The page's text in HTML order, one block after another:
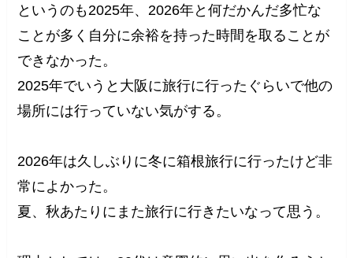
というのも2025年、2026年と何だかんだ多忙な
ことが多く自分に余裕を持った時間を取ることが
できなかった。
2025年でいうと大阪に旅行に行ったぐらいで他の
場所には行っていない気がする。
2026年は久しぶりに冬に箱根旅行に行ったけど非
常によかった。
夏、秋あたりにまた旅行に行きたいなって思う。